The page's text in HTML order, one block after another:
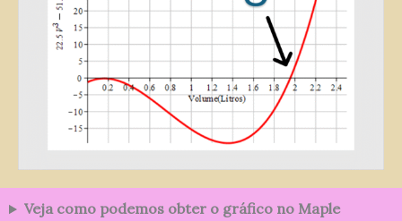
Veja como podemos obter o gráfico no Maple